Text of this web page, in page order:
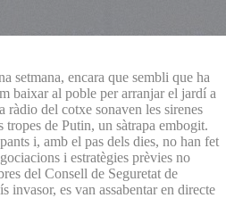
setmana, encara que sembli que ha
baixar al poble per arranjar el jardí a
ràdio del cotxe sonaven les sirenes
tropes de Putin, un sàtrapa embogit.
i, amb el pas dels dies, no han fet
i estratègies prèvies no
del Consell de Seguretat de
invasor, es van assabentar en directe